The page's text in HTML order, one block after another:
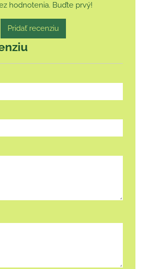
hodnotenia. Buďte prvý!
Pridať recenziu